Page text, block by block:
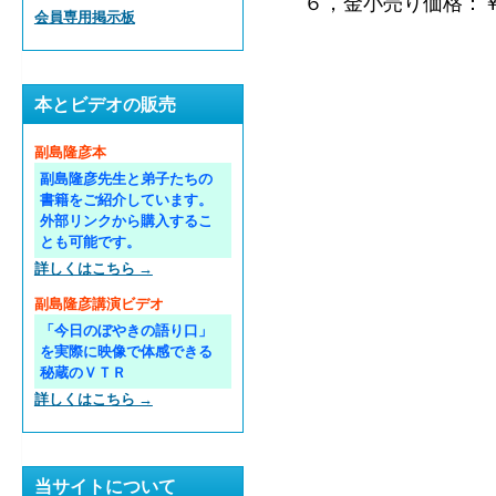
会員専用掲示板
本とビデオの販売
副島隆彦本
副島隆彦先生と弟子たちの
書籍をご紹介しています。
外部リンクから購入するこ
とも可能です。
詳しくはこちら →
副島隆彦講演ビデオ
「今日のぼやきの語り口」
を実際に映像で体感できる
秘蔵のＶＴＲ
詳しくはこちら →
当サイトについて